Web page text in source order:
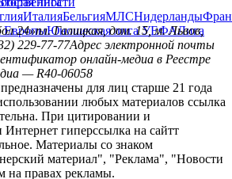
ИталияБельгияМЛСНидерланды
ЕвропыЮношеская лига УЕФАЛига
24»пл. Галицкая, дом. 15, м. Львов,
229-77-77Адрес электронной почты
онлайн-медиа в Реестре
— R40-06058
для лиц старше 21 года
любых материалов ссылка
При цитировании и
Интернет гиперссылка на сайтт
Материалы со знаком
материал", "Реклама", "Новости
на правах рекламы.